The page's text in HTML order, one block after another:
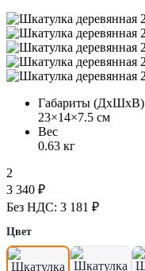
Габариты (ДхШхВ)
23×14×7.5 см
Вес
0.63 кг
2
3 340 ₽
Без НДС: 3 181 ₽
Цвет